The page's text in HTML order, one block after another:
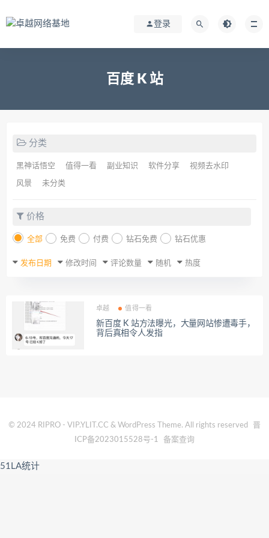
登录
百度 K 站
分类
黑神话悟空 值得一看 副业知识 软件分享 视频去水印
风景 未分类
价格
全部 免费 付费 钻石免费 钻石优惠
发布日期 修改时间 评论数量 随机 热度
卓越 值得一看
新百度 K 站方法曝光，大量网站惨遭毒手，
背后真相令人发指
© 2024 RIPRO - VIP.YLIT.CC & WordPress Theme. All rights reserved
晋
ICP备2023015528号-1
备案查询
51LA统计